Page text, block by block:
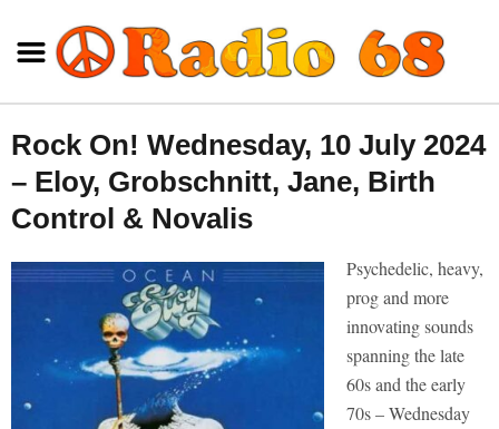
Rock On! Wednesday, 10 July 2024
– Eloy, Grobschnitt, Jane, Birth
Control & Novalis
Psychedelic, heavy,
prog and more
innovating sounds
spanning the late
60s and the early
70s – Wednesday